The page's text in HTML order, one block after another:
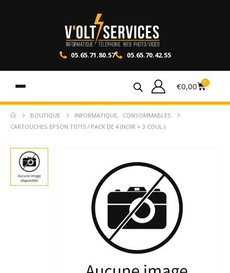
05.65.71.80.57 05.65.70.42.55
€0,00 0
BOUTIQUE INFORMATIQUE,
CONSOMMABLES
CARTOUCHES EPSON T0715 / PACK DE 4 (NOIR + 3 COUL.)